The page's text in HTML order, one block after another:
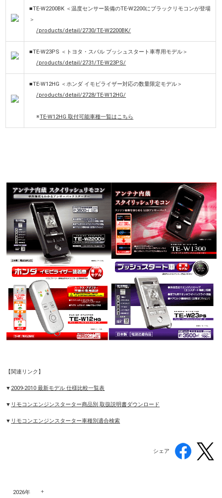
■TE-W2200BK ＜温度センサー装備のTE-W2200にブラックリモコンが登場
＞
/products/detail/2730/TE-W2200BK/
■TE-W23PS ＜トヨタ・スバル プッシュスタート車専用モデル＞
/products/detail/2731/TE-W23PS/
■TE-W12HG ＜ホンダ イモビライザー対応の数量限定モデル＞
/products/detail/2728/TE-W12HG/
※TE-W12HG 取付可能車種一覧はこちら
【関連リンク】
▼ 2009-2010 最新モデル 仕様比較一覧表
▼ リモコンエンジンスターター商品別 取扱説明書ダウンロード
▼ リモコンエンジンスターター車種別適合検索
シェア
2026年